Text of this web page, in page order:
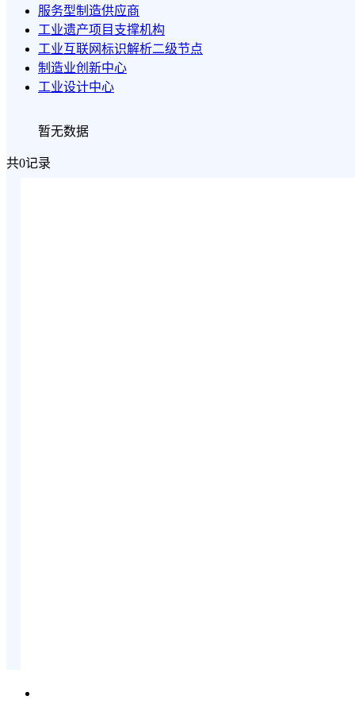
服务型制造供应商
工业遗产项目支撑机构
工业互联网标识解析二级节点
制造业创新中心
工业设计中心
暂无数据
共0记录